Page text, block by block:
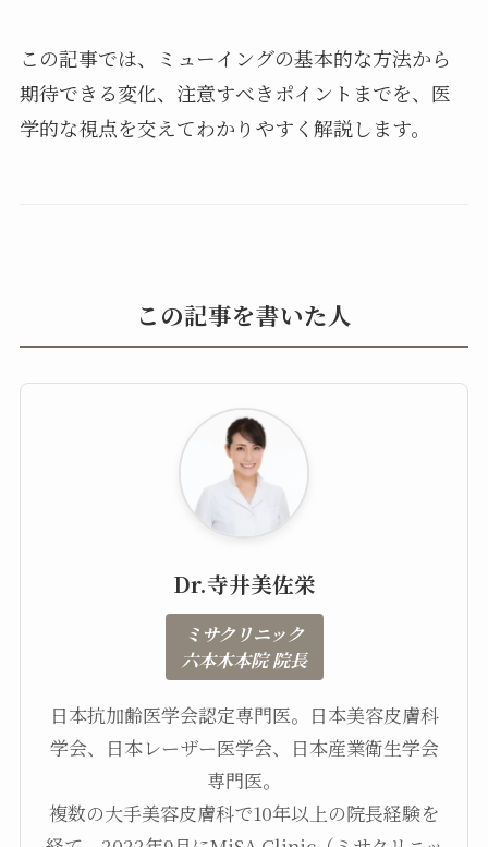
この記事では、ミューイングの基本的な方法から
期待できる変化、注意すべきポイントまでを、医
学的な視点を交えてわかりやすく解説します。
この記事を書いた人
Dr.寺井美佐栄
ミサクリニック
六本木本院 院長
日本抗加齢医学会認定専門医。日本美容皮膚科
学会、日本レーザー医学会、日本産業衛生学会
専門医。
複数の大手美容皮膚科で10年以上の院長経験を